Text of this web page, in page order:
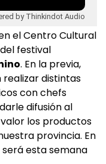
by Thinkindot Audio
el Centro Cultural
festival
. En la previa,
realizar distintas
con chefs
difusión al
los productos
provincia. En
esta semana